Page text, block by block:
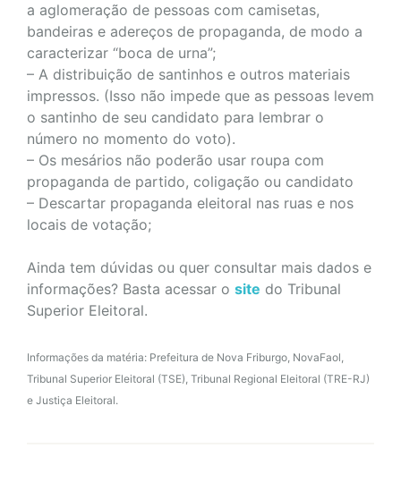
a aglomeração de pessoas com camisetas,
bandeiras e adereços de propaganda, de modo a
caracterizar “boca de urna”;
– A distribuição de santinhos e outros materiais
impressos. (Isso não impede que as pessoas levem
o santinho de seu candidato para lembrar o
número no momento do voto).
– Os mesários não poderão usar roupa com
propaganda de partido, coligação ou candidato
– Descartar propaganda eleitoral nas ruas e nos
locais de votação;
Ainda tem dúvidas ou quer consultar mais dados e
informações? Basta acessar o site do Tribunal
Superior Eleitoral.
Informações da matéria: Prefeitura de Nova Friburgo, NovaFaol,
Tribunal Superior Eleitoral (TSE), Tribunal Regional Eleitoral (TRE-RJ)
e Justiça Eleitoral.